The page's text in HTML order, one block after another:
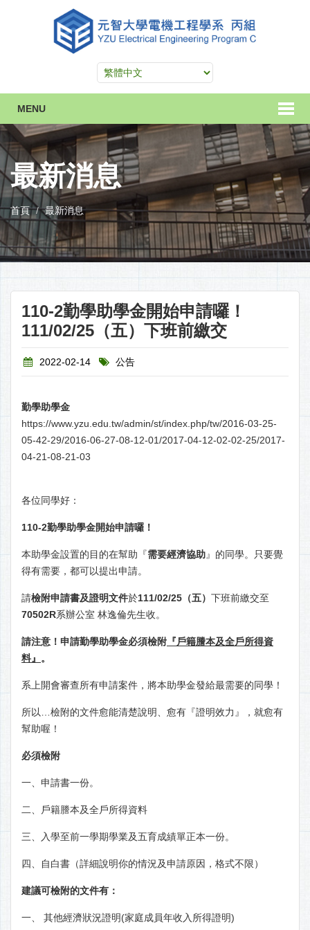
MENU
最新消息
首頁 最新消息
110-2勤學助學金開始申請囉！
111/02/25（五）下班前繳交
2022-02-14 公告
勤學助學金
https://www.yzu.edu.tw/admin/st/index.php/tw/2016-03-25-
05-42-29/2016-06-27-08-12-01/2017-04-12-02-02-25/2017-
04-21-08-21-03
各位同學好：
110-2勤學助學金開始申請囉！
本助學金設置的目的在幫助『需要經濟協助』的同學。只要覺
得有需要，都可以提出申請。
請檢附申請書及證明文件於111/02/25 （五） 下班前繳交至
70502R系辦公室 林逸倫先生收。
請注意！ 申請勤學助學金必須檢附 『戶籍謄本及全戶所得資
料』 。
系上開會審查所有申請案件，將本助學金發給最需要的同學！
所以…檢附的文件愈能清楚說明、愈有『證明效力』，就愈有
幫助喔！
必須檢附
一、申請書一份。
二、戶籍謄本及全戶所得資料
三、入學至前一學期學業及五育成績單正本一份。
四、自白書（詳細說明你的情況及申請原因，格式不限）
建議可檢附的文件有：
一、 其他經濟狀況證明(家庭成員年收入所得證明)